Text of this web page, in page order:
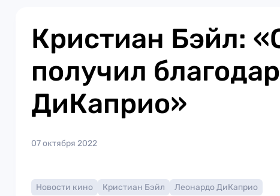
Кристиан Бэйл:
получил
ДиКаприо»
07 октября 2022
Новости кино Кристиан Бэйл Леонардо ДиКаприо